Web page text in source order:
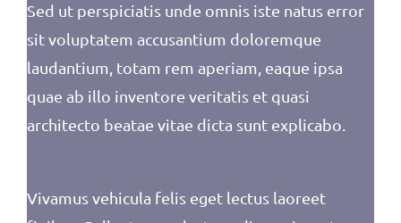
Sed ut perspiciatis unde omnis iste natus error
sit voluptatem accusantium doloremque
laudantium, totam rem aperiam, eaque ipsa
quae ab illo inventore veritatis et quasi
architecto beatae vitae dicta sunt explicabo.
Vivamus vehicula felis eget lectus laoreet